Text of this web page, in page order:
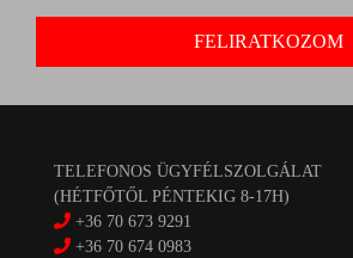
TELEFONOS ÜGYFÉLSZOLGÁLAT
(HÉTFŐTŐL PÉNTEKIG 8-17H)
+36 70 673 9291
+36 70 674 0983